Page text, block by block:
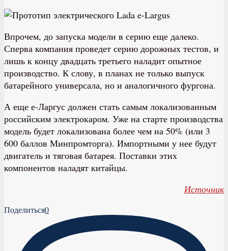
Впрочем, до запуска модели в серию еще далеко.
Сперва компания проведет серию дорожных тестов, и
лишь к концу двадцать третьего наладит опытное
производство. К слову, в планах не только выпуск
батарейного универсала, но и аналогичного фургона.
А еще е-Ларгус должен стать самым локализованным
российским электрокаром. Уже на старте производства
модель будет локализована более чем на 50% (или 3
600 баллов Минпромторга). Импортными у нее будут
двигатель и тяговая батарея. Поставки этих
компонентов наладят китайцы.
Источник
Поделиться0